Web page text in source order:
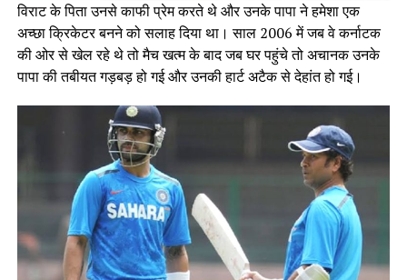
विराट के पिता उनसे काफी प्रेम करते थे और उनके पापा ने हमेशा एक
अच्छा क्रिकेटर बनने को सलाह दिया था। साल 2006 में जब वे कर्नाटक
की ओर से खेल रहे थे तो मैच खत्म के बाद जब घर पहुंचे तो अचानक उनके
पापा की तबीयत गड़बड़ हो गई और उनकी हार्ट अटैक से देहांत हो गई।